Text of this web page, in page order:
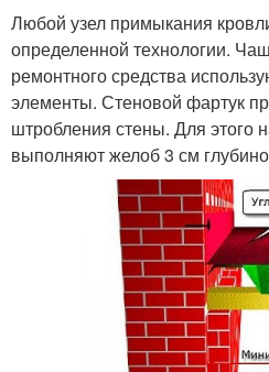
Любой узел примыкания
определенной технологии.
ремонтного средства
элементы. Стеновой фартук
штробления стены. Для этого
выполняют желоб 3 см